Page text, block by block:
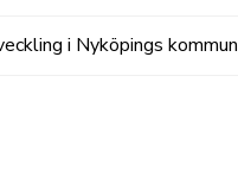
i Nyköpings kommun